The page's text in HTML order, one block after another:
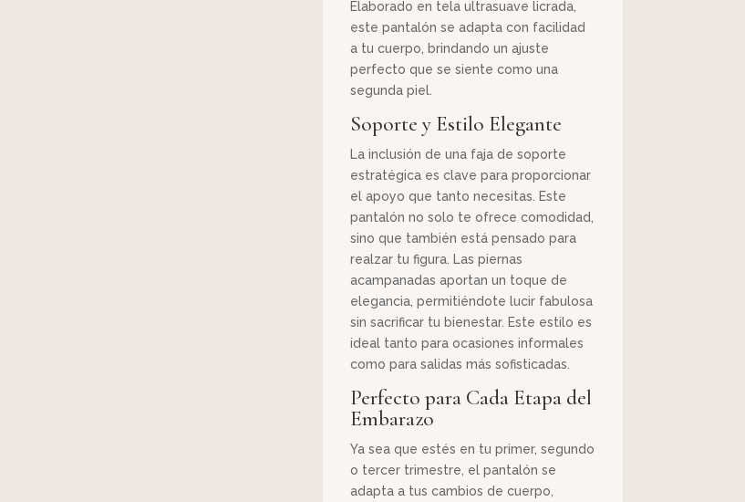
Elaborado en tela ultrasuave licrada,
este pantalón se adapta con facilidad
a tu cuerpo, brindando un ajuste
perfecto que se siente como una
segunda piel.
Soporte y Estilo Elegante
La inclusión de una faja de soporte
estratégica es clave para proporcionar
el apoyo que tanto necesitas. Este
pantalón no solo te ofrece comodidad,
sino que también está pensado para
realzar tu figura. Las piernas
acampanadas aportan un toque de
elegancia, permitiéndote lucir fabulosa
sin sacrificar tu bienestar. Este estilo es
ideal tanto para ocasiones informales
como para salidas más sofisticadas.
Perfecto para Cada Etapa del
Embarazo
Ya sea que estés en tu primer, segundo
o tercer trimestre, el pantalón se
adapta a tus cambios de cuerpo,